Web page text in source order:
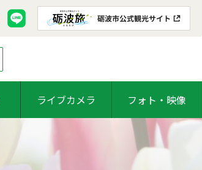
ライブカメラ フォト・映像